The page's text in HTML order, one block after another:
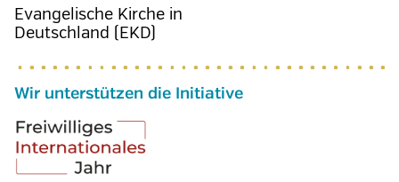
Evangelische Kirche in
Deutschland (EKD)
Wir unterstützen die Initiative